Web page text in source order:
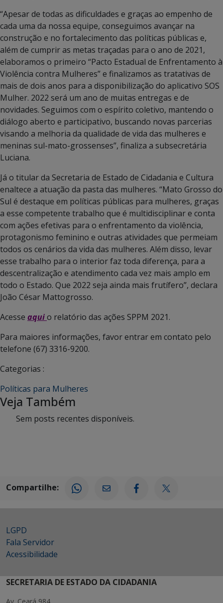
“Apesar de todas as dificuldades e graças ao empenho de
cada uma da nossa equipe, conseguimos avançar na
construção e no fortalecimento das políticas públicas e,
além de cumprir as metas traçadas para o ano de 2021,
elaboramos o primeiro “Pacto Estadual de Enfrentamento à
Violência contra Mulheres” e finalizamos as tratativas de
mais de dois anos para a disponibilização do aplicativo SOS
Mulher. 2022 será um ano de muitas entregas e de
novidades. Seguimos com o espírito coletivo, mantendo o
diálogo aberto e participativo, buscando novas parcerias
visando a melhoria da qualidade de vida das mulheres e
meninas sul-mato-grossenses”, finaliza a subsecretária
Luciana.
Já o titular da Secretaria de Estado de Cidadania e Cultura
enaltece a atuação da pasta das mulheres. “Mato Grosso do
Sul é destaque em políticas públicas para mulheres, graças
a esse competente trabalho que é multidisciplinar e conta
com ações efetivas para o enfrentamento da violência,
protagonismo feminino e outras atividades que permeiam
todos os cenários da vida das mulheres. Além disso, levar
esse trabalho para o interior faz toda diferença, para a
descentralização e atendimento cada vez mais amplo em
todo o Estado. Que 2022 seja ainda mais frutífero”, declara
João César Mattogrosso.
Acesse aquio relatório das ações SPPM 2021.
Para maiores informações, favor entrar em contato pelo
telefone (67) 3316-9200.
Categorias :
Políticas para Mulheres
Veja Também
Sem posts recentes disponíveis.
Compartilhe:
LGPD
Fala Servidor
Acessibilidade
SECRETARIA DE ESTADO DA CIDADANIA
Av. Ceará 984